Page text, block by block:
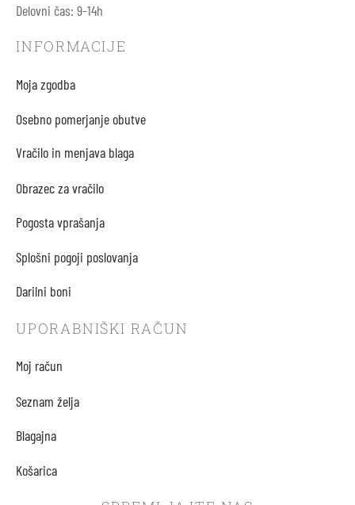
Delovni čas: 9-14h
INFORMACIJE
Moja zgodba
Osebno pomerjanje obutve
Vračilo in menjava blaga
Obrazec za vračilo
Pogosta vprašanja
Splošni pogoji poslovanja
Darilni boni
UPORABNIŠKI RAČUN
Moj račun
Seznam želja
Blagajna
Košarica